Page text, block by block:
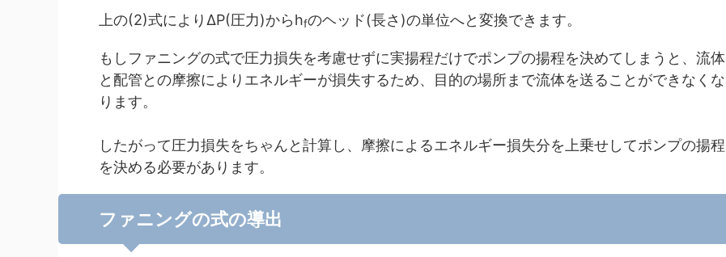
上の(2)式によりΔP(圧力)からhfのヘッド(長さ)の単位へと変換できます。
もしファニングの式で圧力損失を考慮せずに実揚程だけでポンプの揚程を決めてしまうと、流体
と配管との摩擦によりエネルギーが損失するため、目的の場所まで流体を送ることができなくな
ります。
したがって圧力損失をちゃんと計算し、摩擦によるエネルギー損失分を上乗せしてポンプの揚程
を決める必要があります。
ファニングの式の導出